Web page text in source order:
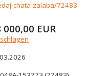
chata-zalaba/72483
000,00 EUR